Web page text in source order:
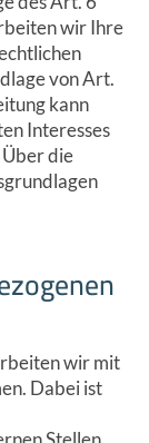
wir Ihre
von Art.
kann
Interesses
die
wir mit
Dabei ist